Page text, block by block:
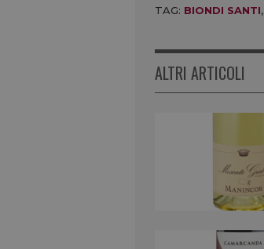
TAG: BIONDI SANTI,
ALTRI ARTICOLI